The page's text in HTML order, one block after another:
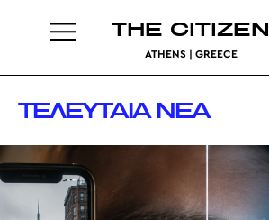
THE CITIZEN
ATHENS | GREECE
ΤΕΛΕΥΤΑΙΑ ΝΕΑ